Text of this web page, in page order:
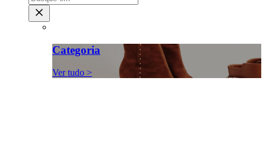
Categoria
Ver tudo >